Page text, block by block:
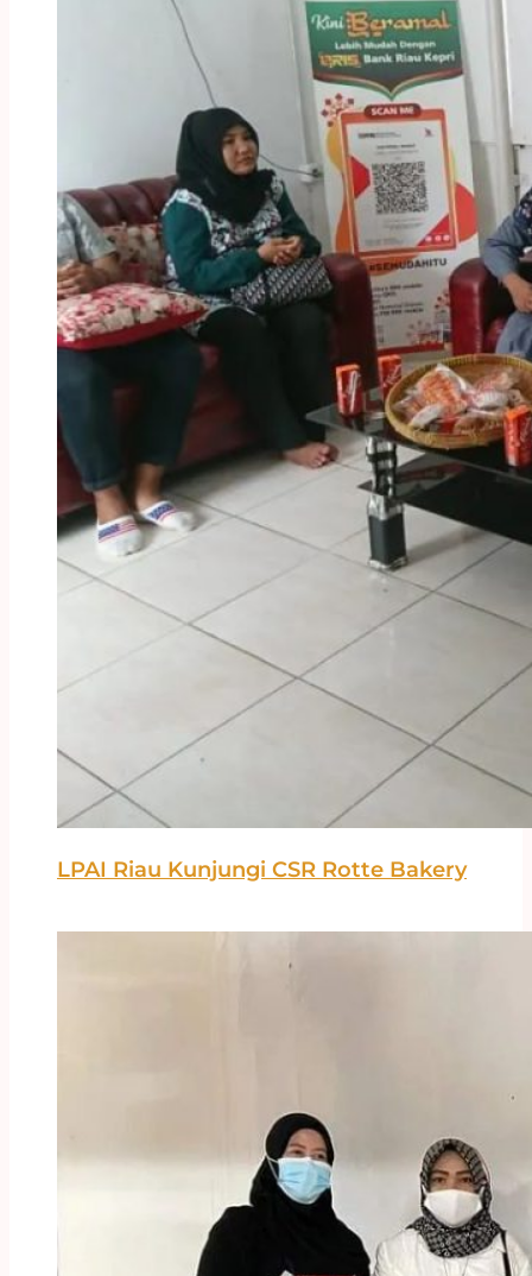
LPAI Riau Kunjungi CSR Rotte Bakery